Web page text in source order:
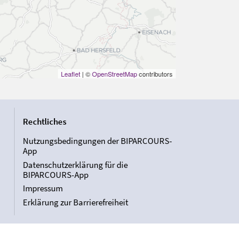
Leaflet| ©OpenStreetMapcontributors
Rechtliches
Nutzungsbedingungen der BIPARCOURS-
App
Datenschutzerklärung für die
BIPARCOURS-App
Impressum
Erklärung zur Barrierefreiheit